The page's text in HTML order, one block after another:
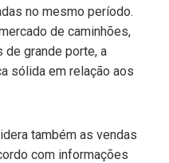
no mesmo período.
de caminhões,
grande porte, a
sólida em relação aos
também as vendas
com informações